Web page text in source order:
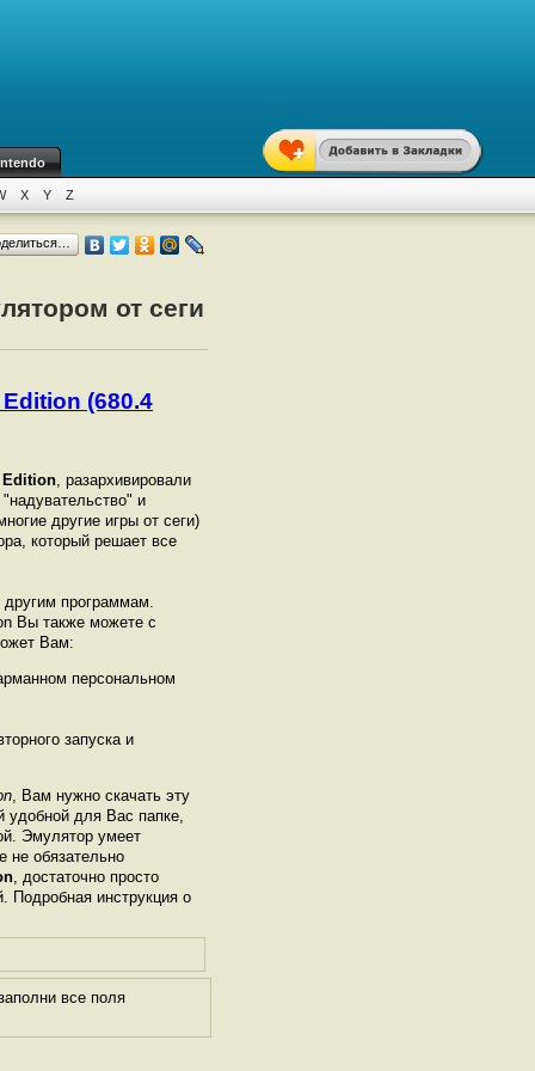
X Y Z
от сеги
(680.4
Edition, разархивировали
и
другие игры от сеги)
который решает все
другим программам.
Вы также можете с
Вам:
персональном
запуска и
, Вам нужно скачать эту
удобной для Вас папке,
Эмулятор умеет
не обязательно
, достаточно просто
Подробная инструкция о
все поля